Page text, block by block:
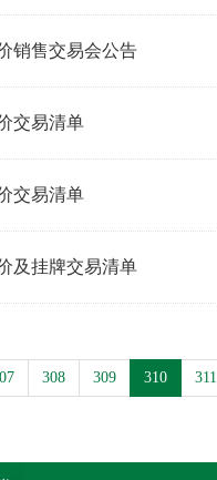
销售交易会公告
交易清单
交易清单
及挂牌交易清单
308 309 310 311